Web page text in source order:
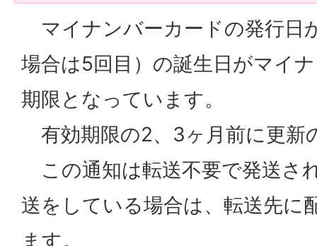
マイナンバーカードの発行日
場合は5回目）の誕生日がマイ
期限となっています。
有効期限の2、3ヶ月前に更新
この通知は転送不要で発送さ
送をしている場合は、転送先に
ます。